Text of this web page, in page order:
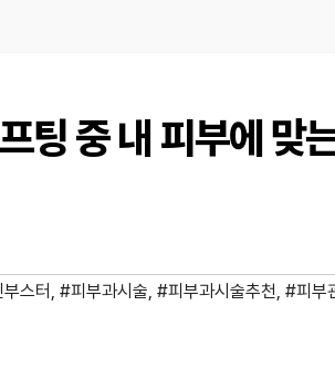
팅 중 내 피부에 맞
스터 , #피부과시술, #피부과시술추천, #피부